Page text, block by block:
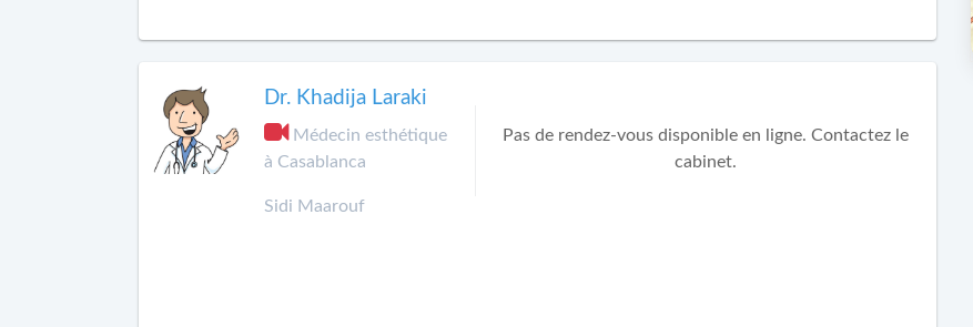
Dr. Khadija Laraki
Médecin esthétique
à Casablanca
Sidi Maarouf
Pas de rendez-vous disponible en ligne. Contactez le
cabinet.